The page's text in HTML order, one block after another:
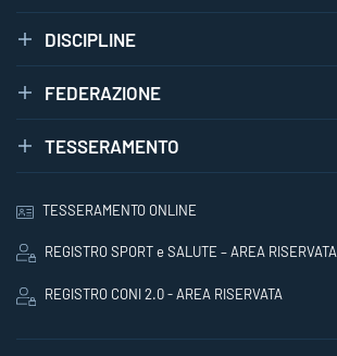
DISCIPLINE
FEDERAZIONE
TESSERAMENTO
TESSERAMENTO ONLINE
REGISTRO SPORT e SALUTE – AREA RISERVATA
REGISTRO CONI 2.0 - AREA RISERVATA